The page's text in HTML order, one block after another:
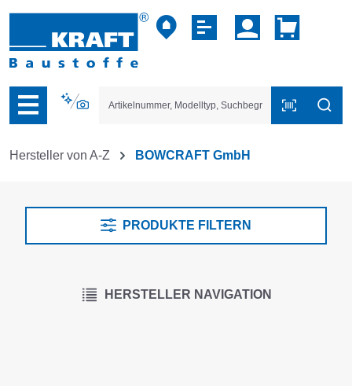
der B2B-Plattform springen
Hersteller von A-Z BOWCRAFT GmbH
PRODUKTE FILTERN
HERSTELLER NAVIGATION